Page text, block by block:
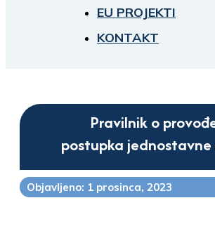
EU PROJEKTI
KONTAKT
Pravilnik o
postupka
Objavljeno: 1 prosinca, 2023